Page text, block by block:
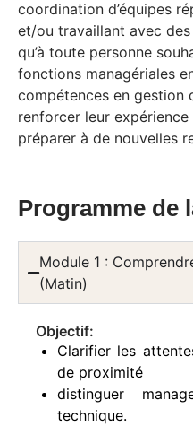
coordination d’équipes
et/ou travaillant avec
qu’à toute personne
fonctions managériales
compétences en gestion
renforcer leur
préparer à de nouvelles
Programme de
Module 1 :
(Matin)
Objectif:
Clarifier les
de proximité
distinguer
technique.